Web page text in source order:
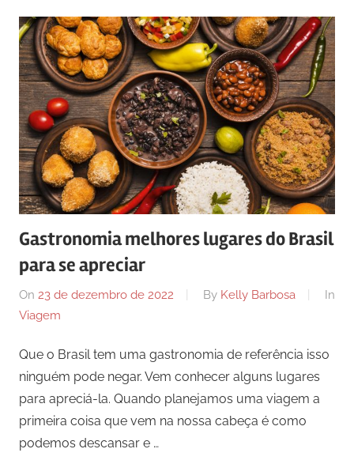
Gastronomia melhores lugares do Brasil
para se apreciar
On 23 de dezembro de 2022 By Kelly Barbosa
In
Viagem
Que o Brasil tem uma gastronomia de referência isso
ninguém pode negar. Vem conhecer alguns lugares
para apreciá-la. Quando planejamos uma viagem a
primeira coisa que vem na nossa cabeça é como
podemos descansar e …